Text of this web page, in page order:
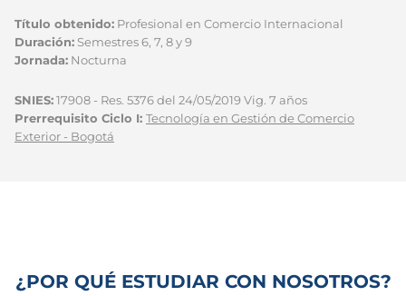
Título obtenido: Profesional en Comercio Internacional
Duración: Semestres 6, 7, 8 y 9
Jornada: Nocturna
SNIES:17908 - Res. 5376 del 24/05/2019 Vig. 7 años
Prerrequisito Ciclo I: Tecnología en Gestión de Comercio
Exterior - Bogotá
¿POR QUÉ ESTUDIAR CON NOSOTROS?